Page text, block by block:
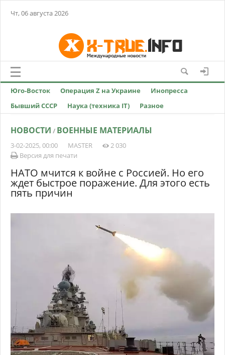
Чт, 06 августа 2026
Юго-Восток Операция Z на Украине
Инопресса
Бывший СССР
Наука (техника IT) Разное
НОВОСТИ / ВОЕННЫЕ МАТЕРИАЛЫ
3-02-2025, 00:00 MASTER
2 030
Версия для печати
НАТО мчится к войне с Россией. Но его
ждет быстрое поражение. Для этого есть
пять причин